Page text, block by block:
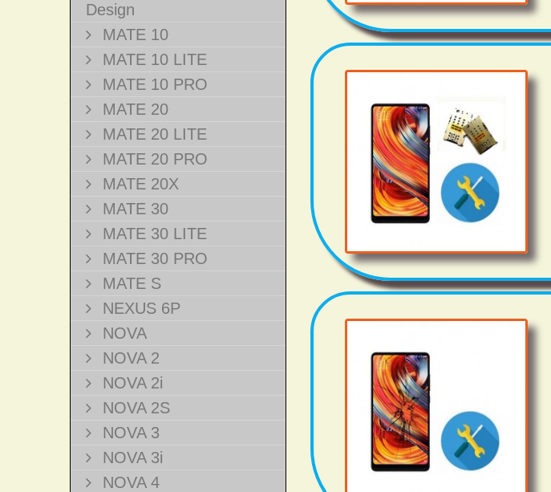
Design
MATE 10
MATE 10 LITE
MATE 10 PRO
MATE 20
MATE 20 LITE
MATE 20 PRO
MATE 20X
MATE 30
MATE 30 LITE
MATE 30 PRO
MATE S
NEXUS 6P
NOVA
NOVA 2
NOVA 2i
NOVA 2S
NOVA 3
NOVA 3i
NOVA 4